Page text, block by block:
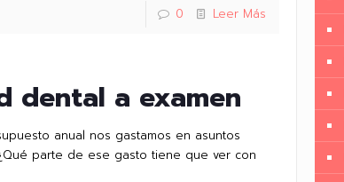
0 Leer Más
dental a examen
anual nos gastamos en asuntos
parte de ese gasto tiene que ver con